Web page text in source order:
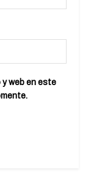
y web en este